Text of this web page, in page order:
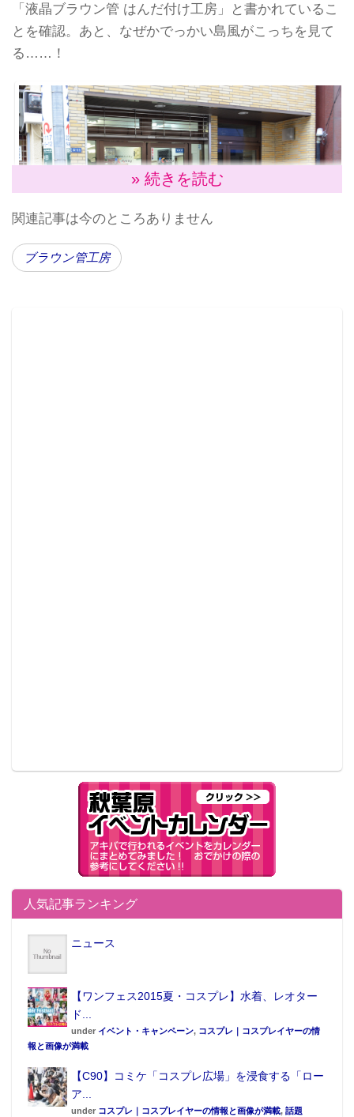
「液晶ブラウン管 はんだ付け工房」と書かれているこ
とを確認。あと、なぜかでっかい島風がこっちを見て
る……！
ると思ったら、なんと3DSの映像が液晶モニターに映
っているではないか！ 通常では不可能な状況だが、
これは一体……!?
» 続きを読む
関連記事は今のところありません
ブラウン管工房
人気記事ランキング
ニュース
【ワンフェス2015夏・コスプレ】水着、レオター
ド...
under イベント・キャンペーン, コスプレ｜コスプレイヤーの情
報と画像が満載
【C90】コミケ「コスプレ広場」を浸食する「ロー
ア...
under コスプレ｜コスプレイヤーの情報と画像が満載, 話題